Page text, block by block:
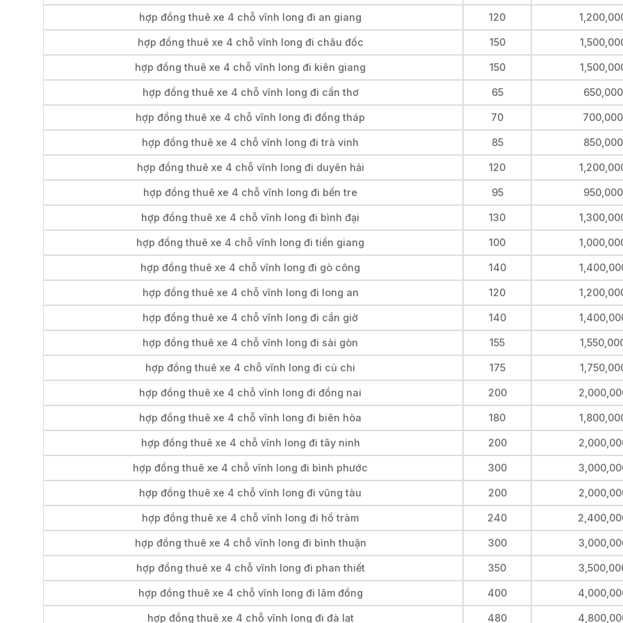
hợp đồng thuê xe 4 chỗ vĩnh long đi an giang 120
hợp đồng thuê xe 4 chỗ vĩnh long đi châu đốc 150
hợp đồng thuê xe 4 chỗ vĩnh long đi kiên giang 150
hợp đồng thuê xe 4 chỗ vĩnh long đi cần thơ 65 650,000
hợp đồng thuê xe 4 chỗ vĩnh long đi đồng tháp 70 700,000
hợp đồng thuê xe 4 chỗ vĩnh long đi trà vinh 85 850,000
hợp đồng thuê xe 4 chỗ vĩnh long đi duyên hải 120
hợp đồng thuê xe 4 chỗ vĩnh long đi bến tre 95 950,000
hợp đồng thuê xe 4 chỗ vĩnh long đi bình đại 130
hợp đồng thuê xe 4 chỗ vĩnh long đi tiền giang 100
hợp đồng thuê xe 4 chỗ vĩnh long đi gò công 140
hợp đồng thuê xe 4 chỗ vĩnh long đi long an 120
hợp đồng thuê xe 4 chỗ vĩnh long đi cần giờ 140
hợp đồng thuê xe 4 chỗ vĩnh long đi sài gòn 155
hợp đồng thuê xe 4 chỗ vĩnh long đi củ chi 175
hợp đồng thuê xe 4 chỗ vĩnh long đi đồng nai 200
hợp đồng thuê xe 4 chỗ vĩnh long đi biên hòa 180
hợp đồng thuê xe 4 chỗ vĩnh long đi tây ninh 200
hợp đồng thuê xe 4 chỗ vĩnh long đi bình phước 300
hợp đồng thuê xe 4 chỗ vĩnh long đi vũng tàu 200
hợp đồng thuê xe 4 chỗ vĩnh long đi hồ tràm 240
hợp đồng thuê xe 4 chỗ vĩnh long đi bình thuận 300
hợp đồng thuê xe 4 chỗ vĩnh long đi phan thiết 350
hợp đồng thuê xe 4 chỗ vĩnh long đi lâm đồng 400
hợp đồng thuê xe 4 chỗ vĩnh long đi đà lạt 480